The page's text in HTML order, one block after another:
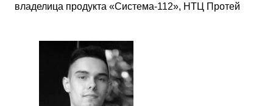
владелица продукта «Система-112‎»‎, НТЦ Протей